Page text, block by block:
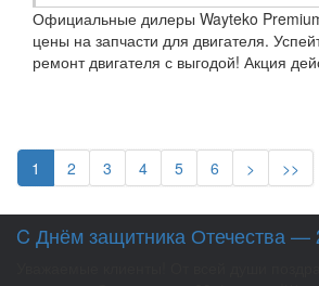
Официальные дилеры Wayteko
цены на запчасти для двигателя.
ремонт двигателя с выгодой! Акция
1 2 3 4 5 6 > >>
C Днём защитника Отечества